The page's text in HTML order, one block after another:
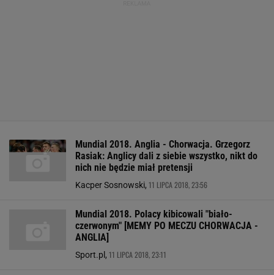
Mundial 2018. Anglia - Chorwacja. Grzegorz
Rasiak: Anglicy dali z siebie wszystko, nikt do
nich nie będzie miał pretensji
Kacper Sosnowski, 11 LIPCA 2018, 23:56
Mundial 2018. Polacy kibicowali "biało-
czerwonym" [MEMY PO MECZU CHORWACJA -
ANGLIA]
Sport.pl, 11 LIPCA 2018, 23:11